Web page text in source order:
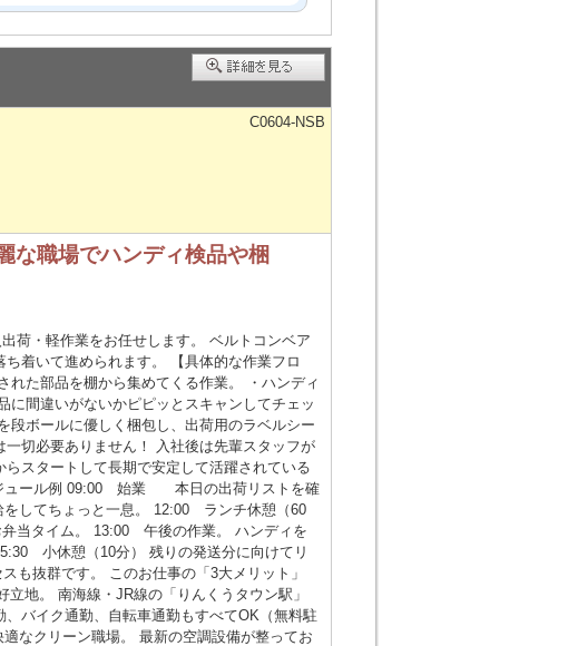
C0604-NSB
な職場でハンディ検品や梱
荷・軽作業をお任せします。 ベルトコンベア
着いて進められます。 【具体的な作業フロ
れた部品を棚から集めてくる作業。 ・ハンディ
間違いがないかピピッとスキャンしてチェッ
段ボールに優しく梱包し、出荷用のラベルシー
切必要ありません！ 入社後は先輩スタッフが
スタートして長期で安定して活躍されている
ュール例 09:00 始業 本日の出荷リストを確
してちょっと一息。 12:00 ランチ休憩（60
当タイム。 13:00 午後の作業。 ハンディを
小休憩（10分） 残りの発送分に向けてリ
抜群です。 このお仕事の「3大メリット」
地。 南海線・JR線の「りんくうタウン駅」
バイク通勤、自転車通勤もすべてOK（無料駐
なクリーン職場。 最新の空調設備が整ってお